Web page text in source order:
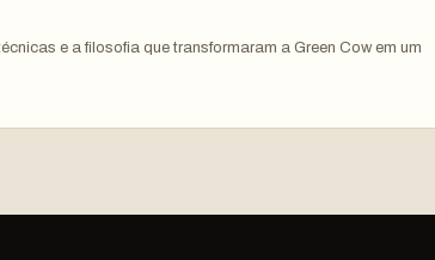
e a filosofia que transformaram a Green Cow em um